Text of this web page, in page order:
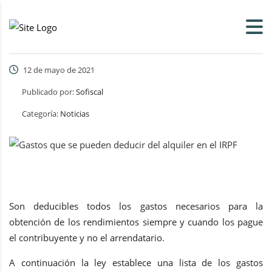
12 de mayo de 2021
Publicado por:Sofiscal
Categoría: Noticias
Son deducibles todos los gastos necesarios para la
obtención de los rendimientos siempre y cuando los pague
el contribuyente y no el arrendatario.
A continuación la ley establece una lista de los gastos